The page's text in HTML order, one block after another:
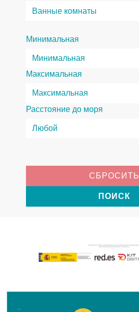
Минимальная
Максимальная
Расстояние до моря
СБРОСИТЬ
ПОИСК